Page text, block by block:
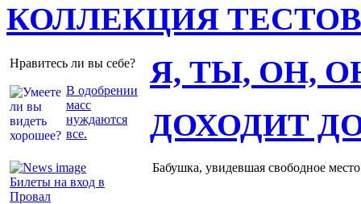
КОЛЛЕКЦИЯ ТЕСТОВ
Нравитесь ли вы себе?
В одобрении
масс
нуждаются
все.
Я, ТЫ, ОН,
Билеты на вход в
Провал
ДОХОДИТ
Бабушка, увидевшая свободное